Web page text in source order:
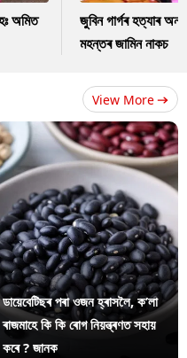
অমিত
জুবিন গাৰ্গৰ হত্যাৰ
মহন্তৰ জামিন নাকচ
View More
ডায়েবেটিছৰ পৰা ওজন হ্ৰাসলৈ, ক’লা
ৰাজমাহে কি কি ৰোগ নিয়ন্ত্ৰণত সহায়
কৰে ? জানক